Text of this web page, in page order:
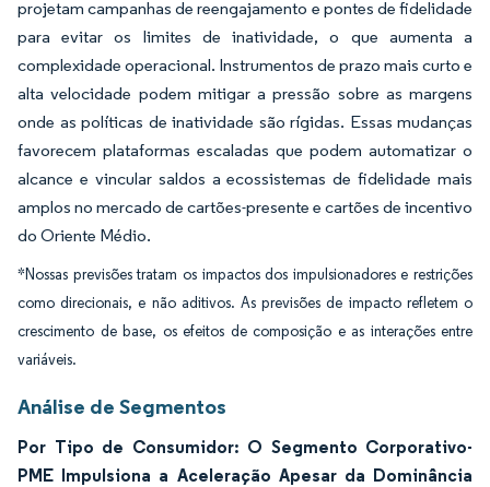
projetam campanhas de reengajamento e pontes de fidelidade
para evitar os limites de inatividade, o que aumenta a
complexidade operacional. Instrumentos de prazo mais curto e
alta velocidade podem mitigar a pressão sobre as margens
onde as políticas de inatividade são rígidas. Essas mudanças
favorecem plataformas escaladas que podem automatizar o
alcance e vincular saldos a ecossistemas de fidelidade mais
amplos no mercado de cartões-presente e cartões de incentivo
do Oriente Médio.
*Nossas previsões tratam os impactos dos impulsionadores e restrições
como direcionais, e não aditivos. As previsões de impacto refletem o
crescimento de base, os efeitos de composição e as interações entre
variáveis.
Análise de Segmentos
Por Tipo de Consumidor: O Segmento Corporativo-
PME Impulsiona a Aceleração Apesar da Dominância